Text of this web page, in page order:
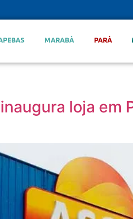
MARABÁ PARÁ
loja em